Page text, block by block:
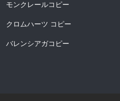
モンクレールコピー
クロムハーツ コピー
バレンシアガコピー